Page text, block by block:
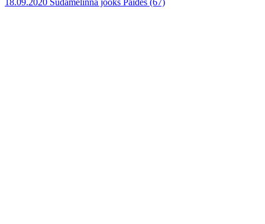
18.09.2020 Südamelinna jooks Paides (67)